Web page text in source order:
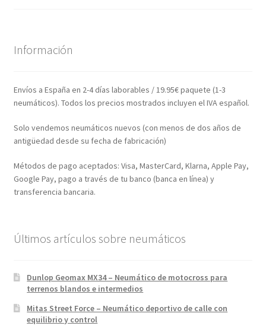
Información
Envíos a España en 2-4 días laborables / 19.95€ paquete (1-3
neumáticos). Todos los precios mostrados incluyen el IVA español.
Solo vendemos neumáticos nuevos (con menos de dos años de
antigüedad desde su fecha de fabricación)
Métodos de pago aceptados: Visa, MasterCard, Klarna, Apple Pay,
Google Pay, pago a través de tu banco (banca en línea) y
transferencia bancaria.
Últimos artículos sobre neumáticos
Dunlop Geomax MX34 – Neumático de motocross para
terrenos blandos e intermedios
Mitas Street Force – Neumático deportivo de calle con
equilibrio y control